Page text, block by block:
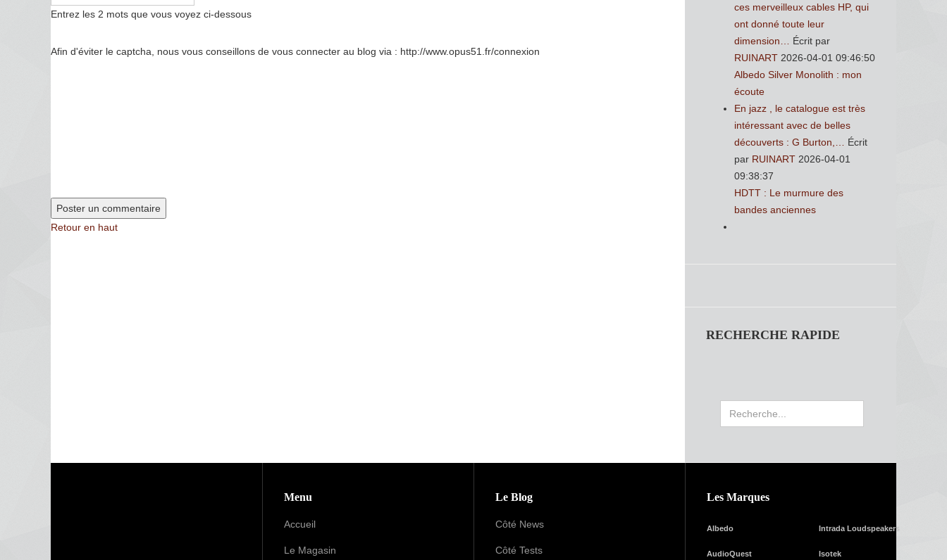
Entrez les 2 mots que vous voyez ci-dessous
Afin d'éviter le captcha, nous vous conseillons de vous connecter au blog via : http://www.opus51.fr/connexion
Retour en haut
ces merveilleux cables HP, qui
ont donné toute leur
dimension…
Écrit par
RUINART 2026-04-01 09:46:50
Albedo Silver Monolith : mon
écoute
En jazz , le catalogue est très
intéressant avec de belles
découverts : G Burton,…
Écrit
par RUINART 2026-04-01
09:38:37
HDTT : Le murmure des
bandes anciennes
RECHERCHE RAPIDE
Rechercher
Menu
Accueil
Le Magasin
Le Blog
Côté News
Côté Tests
Les Marques
Albedo
AudioQuest
Intrada Loudspeakers
Isotek